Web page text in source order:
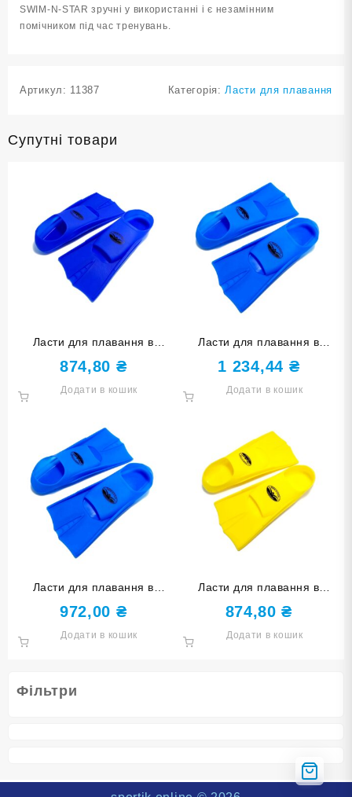
Фільтри
SWIM-N-STAR зручні у використанні і є незамінним
помічником під час тренувань.
Артикул: 11387 Категорія:Ласти для плавання
Супутні товари
Ласти для плавання в
басейні SNS. Розмір 30-32.
Колір синій TE-2737-1-
3032-С
874,80 ₴
Додати в кошик
Ласти для плавання в
басейні SNS. Розмір 42-44.
Колір блакитний TE-2737-1-
4244-Г
1 234,44 ₴
Додати в кошик
Ласти для плавання в
басейні SNS. Розмір 36-38.
Колір блакитний TE-2737-1-
3638-Г
972,00 ₴
Додати в кошик
Ласти для плавання в
басейні SNS. Розмір 33-35.
Колір жовтий TE-2737-1-
3335-Ж
874,80₴
Додати в кошик